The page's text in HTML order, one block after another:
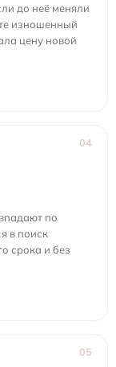
до неё меняли
изношенный
цену новой
04
по
в поиск
срока и без
05